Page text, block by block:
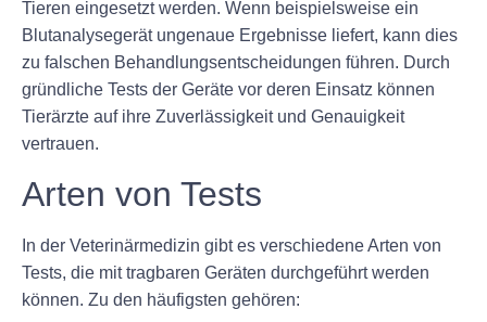
Tieren eingesetzt werden. Wenn beispielsweise ein
Blutanalysegerät ungenaue Ergebnisse liefert, kann dies
zu falschen Behandlungsentscheidungen führen. Durch
gründliche Tests der Geräte vor deren Einsatz können
Tierärzte auf ihre Zuverlässigkeit und Genauigkeit
vertrauen.
Arten von Tests
In der Veterinärmedizin gibt es verschiedene Arten von
Tests, die mit tragbaren Geräten durchgeführt werden
können. Zu den häufigsten gehören: